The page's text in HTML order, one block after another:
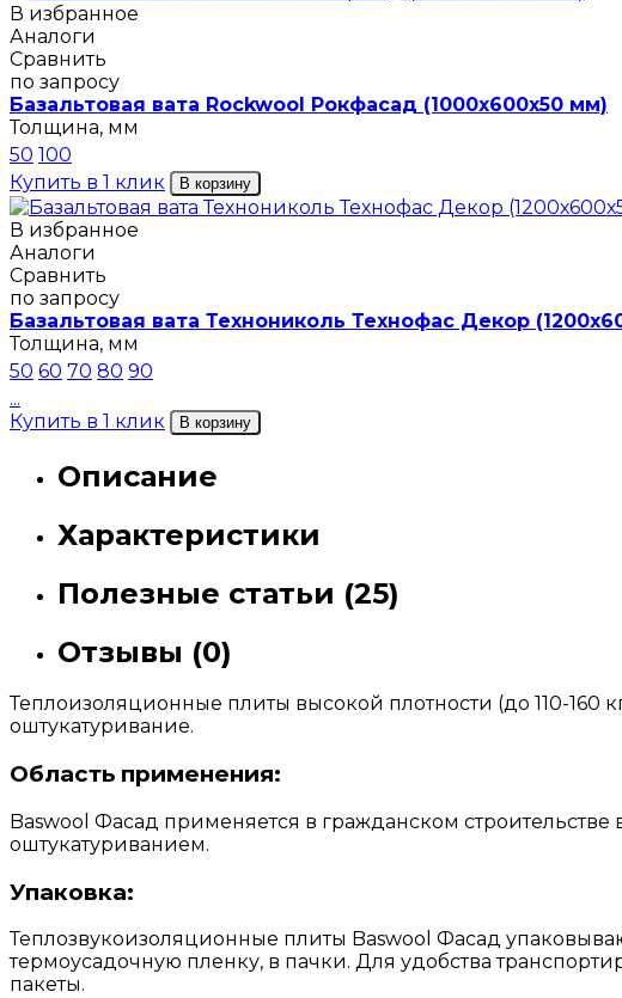
В избранное
Аналоги
Сравнить
по запросу
Базальтовая вата Rockwool Рокфасад (1000х600х50 мм)
Толщина, мм
50 100
Купить в 1 клик
В корзину
В избранное
Аналоги
Сравнить
по запросу
Базальтовая вата Технониколь Технофас Декор
Толщина, мм
50 60 70 80 90
...
Купить в 1 клик
В корзину
Описание
Характеристики
Полезные статьи (25)
Отзывы (0)
Теплоизоляционные плиты высокой плотности (до 110-160
оштукатуривание.
Область применения:
Baswool Фасад применяется в гражданском
оштукатуриванием.
Упаковка:
Теплозвукоизоляционные плиты Baswool Фасад
термоусадочную пленку, в пачки. Для удобства
пакеты.